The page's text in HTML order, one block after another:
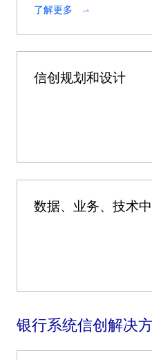
了解更多
信创规划和设计
数据、业务、技术
银行系统信创解决